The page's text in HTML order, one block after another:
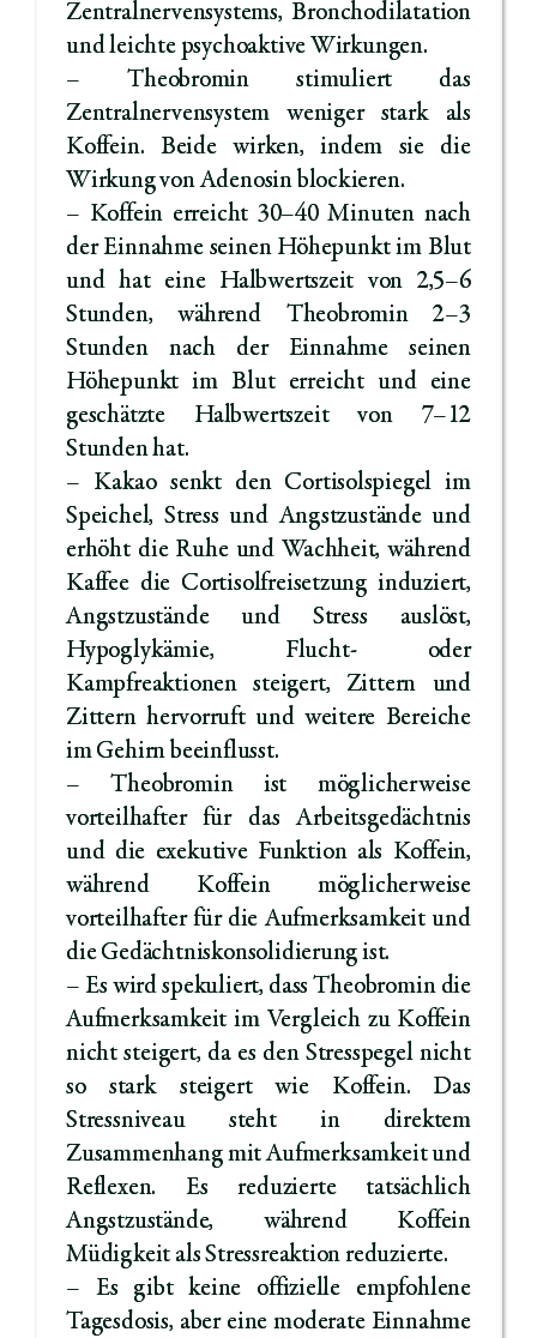
Zentralnervensystems, Bronchodilatation
und leichte psychoaktive Wirkungen.
– Theobromin stimuliert das
Zentralnervensystem weniger stark als
Koffein. Beide wirken, indem sie die
Wirkung von Adenosin blockieren.
– Koffein erreicht 30–40 Minuten nach
der Einnahme seinen Höhepunkt im Blut
und hat eine Halbwertszeit von 2,5–6
Stunden, während Theobromin 2–3
Stunden nach der Einnahme seinen
Höhepunkt im Blut erreicht und eine
geschätzte Halbwertszeit von 7–12
Stunden hat.
– Kakao senkt den Cortisolspiegel im
Speichel, Stress und Angstzustände und
erhöht die Ruhe und Wachheit, während
Kaffee die Cortisolfreisetzung induziert,
Angstzustände und Stress auslöst,
Hypoglykämie, Flucht- oder
Kampfreaktionen steigert, Zittern und
Zittern hervorruft und weitere Bereiche
im Gehirn beeinflusst.
– Theobromin ist möglicherweise
vorteilhafter für das Arbeitsgedächtnis
und die exekutive Funktion als Koffein,
während Koffein möglicherweise
vorteilhafter für die Aufmerksamkeit und
die Gedächtniskonsolidierung ist.
– Es wird spekuliert, dass Theobromin die
Aufmerksamkeit im Vergleich zu Koffein
nicht steigert, da es den Stresspegel nicht
so stark steigert wie Koffein. Das
Stressniveau steht in direktem
Zusammenhang mit Aufmerksamkeit und
Reflexen. Es reduzierte tatsächlich
Angstzustände, während Koffein
Müdigkeit als Stressreaktion reduzierte.
– Es gibt keine offizielle empfohlene
Tagesdosis, aber eine moderate Einnahme